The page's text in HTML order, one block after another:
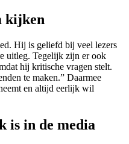
kijken
Hij is geliefd bij veel lezers
uitleg. Tegelijk zijn er ook
hij kritische vragen stelt.
te maken.” Daarmee
en altijd eerlijk wil
is in de media